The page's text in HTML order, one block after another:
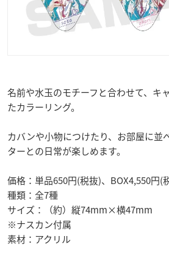
名前や水玉のモチーフと合わせて、キ
たカラーリング。
カバンや小物につけたり、お部屋に並
ターとの日常が楽しめます。
価格：単品650円(税抜)、BOX4,550円(
種類：全7種
サイズ：（約）縦74mm×横47mm
※ナスカン付属
素材：アクリル